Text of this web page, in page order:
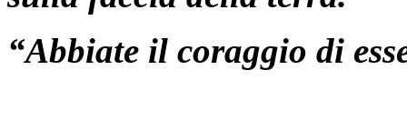
“Abbiate il coraggio di